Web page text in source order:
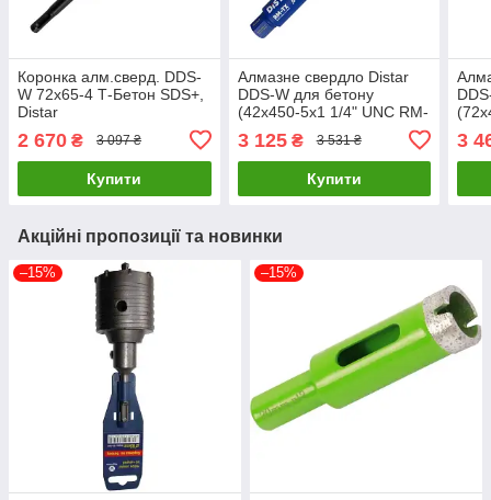
Коронка алм.сверд. DDS-
W 72х65-4 Т-Бетон SDS+,
Distar
2 670 ₴ 3 097 ₴
Купити
Алмазне свердло Distar
DDS-W для бетону
(42x450-5x1 1/4" UNC RM-
3 125₴ 3 531 ₴
Купити
3
Акційні пропозиції та новинки
–15% –15%